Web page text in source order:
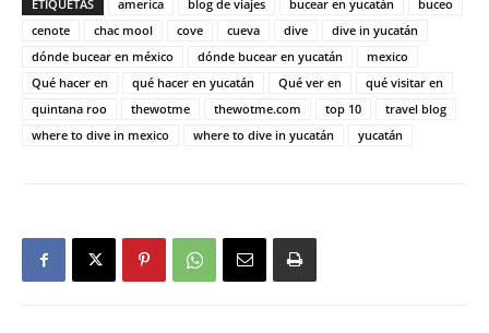
ETIQUETAS america blog de viajes bucear en yucatán
buceo
cenote
chac mool cove cueva dive
dive in yucatán
dónde bucear en méxico
dónde bucear en yucatán
mexico
Qué hacer en
qué hacer en yucatán Qué ver en
qué visitar en
quintana roo
thewotme thewotme.com top 10
travel blog
where to dive in mexico
where to dive in yucatán yucatán